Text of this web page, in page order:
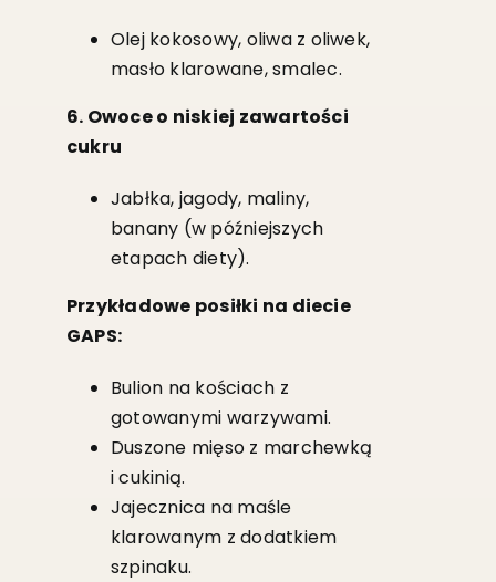
Olej kokosowy, oliwa z oliwek,
masło klarowane, smalec.
6. Owoce o niskiej zawartości
cukru
Jabłka, jagody, maliny,
banany (w późniejszych
etapach diety).
Przykładowe posiłki na diecie
GAPS:
Bulion na kościach z
gotowanymi warzywami.
Duszone mięso z marchewką
i cukinią.
Jajecznica na maśle
klarowanym z dodatkiem
szpinaku.